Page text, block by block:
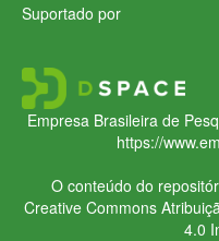
Suportado por
Empresa Brasileira de
https://
O conteúdo do
Creative Commons
4.0